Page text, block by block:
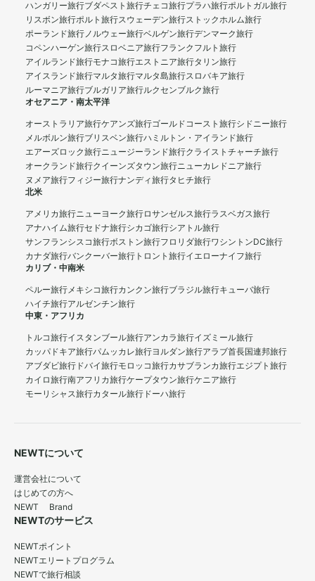
ハンガリー旅行ブダペスト旅行チェコ旅行プラハ旅行ポルトガル旅行
リスボン旅行ポルト旅行スウェーデン旅行ストックホルム旅行
ポーランド旅行ノルウェー旅行ベルゲン旅行デンマーク旅行
コペンハーゲン旅行スロベニア旅行フランクフルト旅行
アイルランド旅行モナコ旅行エストニア旅行タリン旅行
アイスランド旅行マルタ旅行マルタ島旅行スロバキア旅行
ルーマニア旅行ブルガリア旅行ルクセンブルク旅行
オセアニア・南太平洋
オーストラリア旅行ケアンズ旅行ゴールドコースト旅行シドニー旅行
メルボルン旅行ブリスベン旅行ハミルトン・アイランド旅行
エアーズロック旅行ニュージーランド旅行クライストチャーチ旅行
オークランド旅行クイーンズタウン旅行ニューカレドニア旅行
ヌメア旅行フィジー旅行ナンディ旅行タヒチ旅行
北米
アメリカ旅行ニューヨーク旅行ロサンゼルス旅行ラスベガス旅行
アナハイム旅行セドナ旅行シカゴ旅行シアトル旅行
サンフランシスコ旅行ボストン旅行フロリダ旅行ワシントンDC旅行
カナダ旅行バンクーバー旅行 トロント旅行イエローナイフ旅行
カリブ・中南米
ペルー旅行メキシコ旅行カンクン旅行ブラジル旅行キューバ旅行
ハイチ旅行アルゼンチン旅行
中東・アフリカ
トルコ旅行イスタンブール旅行アンカラ旅行イズミール旅行
カッパドキア旅行パムッカレ旅行ヨルダン旅行アラブ首長国連邦旅行
アブダビ旅行 ドバイ旅行モロッコ旅行カサブランカ旅行エジプト旅行
カイロ旅行南アフリカ旅行ケープタウン旅行ケニア旅行
モーリシャス旅行カタール旅行 ドーハ旅行
NEWTについて
運営会社について
はじめての方へ
NEWT Brand
NEWTのサービス
NEWTポイント
NEWTエリートプログラム
NEWTで旅行相談